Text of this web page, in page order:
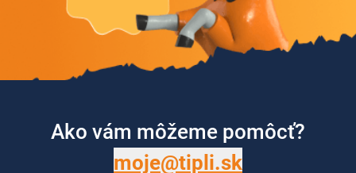
Ako vám môžeme pomôcť?
moje@tipli.sk